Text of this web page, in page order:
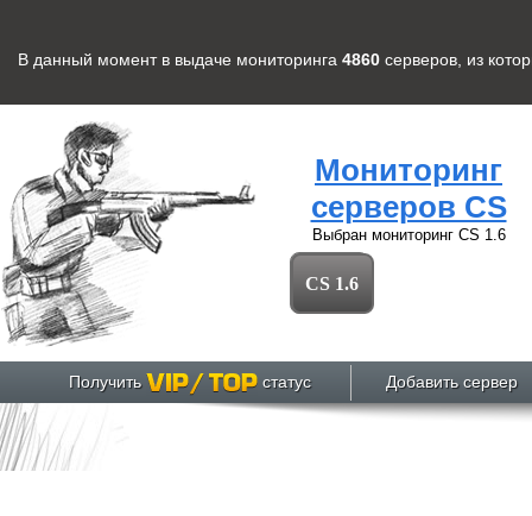
В данный момент в выдаче мониторинга 4860 серверов , из
Мониторинг
серверов CS
Выбран мониторинг CS 1.6
CS 1.6
Получить статус Добавить сервер